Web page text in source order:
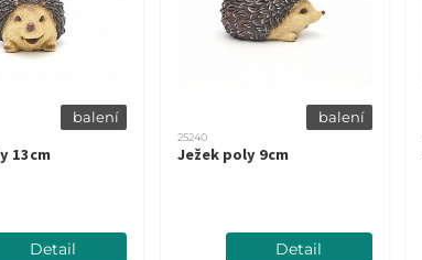
balení
13cm
Detail
balení
25240
Ježek poly 9cm
Detail